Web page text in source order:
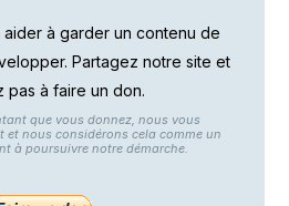
à garder un contenu de
Partagez notre site et
pas à faire un don.
que vous donnez, nous vous
et nous considérons cela comme un
à poursuivre notre démarche.